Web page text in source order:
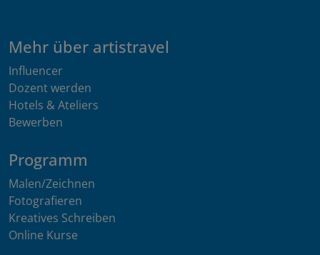
Mehr über artistravel
Influencer
Dozent werden
Hotels & Ateliers
Bewerben
Programm
Malen/Zeichnen
Fotografieren
Kreatives Schreiben
Online Kurse